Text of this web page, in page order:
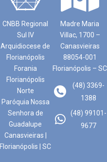
CNBB Regional
Sul IV
Arquidiocese de
Florianópolis
Forania
Florianópolis
Norte
Paróquia Nossa
Senhora de
Guadalupe
Canasvieiras |
Florianópolis | SC
Madre Maria
Villac, 1700 –
Canasvieiras
88054-001
Florianópolis – SC
(48) 3369-
1388
(48) 99101-
9677